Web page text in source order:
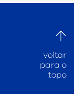
voltar
para o
topo